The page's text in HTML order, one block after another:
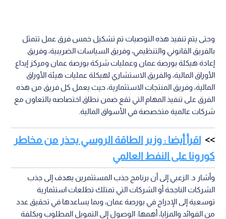
وحتى يتم تنفيذ هذه التوصيات تم تشكيل خمس فرق عمل تتمثل
بالفريق القانوني والتنظيمي، وفريق السياسات الضريبية، وفريق
إعادة هيكلة بورصة عمان وعمليات شركة بورصة عمان ومركز إيداع
الأوراق المالية، والفريق الاستشاري لهيكلة عمليات هيئة الأوراق
المالية، وفريق المنتجات الاستثمارية، حيث يعمل كل فريق من هذه
الفرق على تنفيذ المهام التي تقع ضمن نطاق اختصاصه بالتعاون مع
شركات عالمية متخصصة في الأسواق المالية.
اقرأ أيضا : وزير الطاقة الروسي يحذر من مخاطر
كورونا على النفط العالمي
وأشار د. الزعبي إلى أن برنامج جذب المستثمرين يهدف إلى جذب
الشركات الناجحة أو الشركات التي تمتلك تطلعات استثمارية
توسعية إلى الإدراج في بورصة عمان، وبما يساعدها في تحقيق عدد
من الفوائد والمزايا، أهمها: الوصول إلى التمويل المطلوب وبكلفة